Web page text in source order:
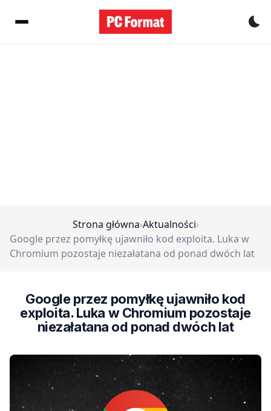
Strona główna›Aktualności›
Google przez pomyłkę ujawniło kod exploita. Luka w
Chromium pozostaje niezałatana od ponad dwóch lat
Google przez pomyłkę ujawniło kod
exploita. Luka w Chromium pozostaje
niezałatana od ponad dwóch lat